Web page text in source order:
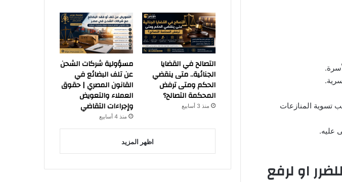
تسوية المنازعات
او لرفع
التصالح في القضايا
الجنائية.. متى ينقضي
الحكم ومتى ترفض
المحكمة التصالح؟
منذ 3 أسابيع
مسؤولية شركات الشحن
عن تلف البضائع في
القانون المصري | حقوق
العملاء والتعويض
وإجراءات التقاضي
منذ 4 أسابيع
اظهر المزيد